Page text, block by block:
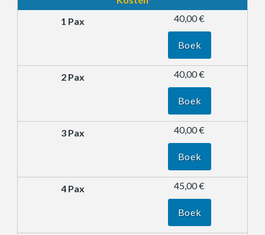
40,00 €
Boek
40,00 €
Boek
40,00 €
Boek
45,00 €
Boek